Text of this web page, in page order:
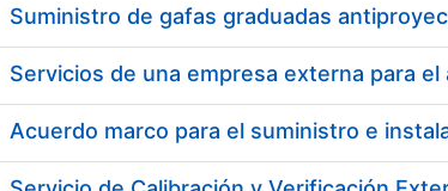
Acuerdo marco para el suministro e